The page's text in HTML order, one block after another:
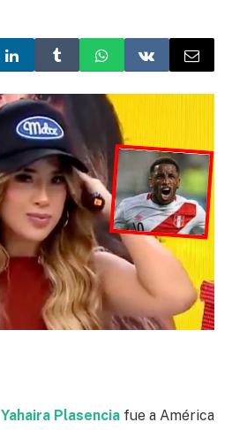
Yahaira Plasencia fue a América